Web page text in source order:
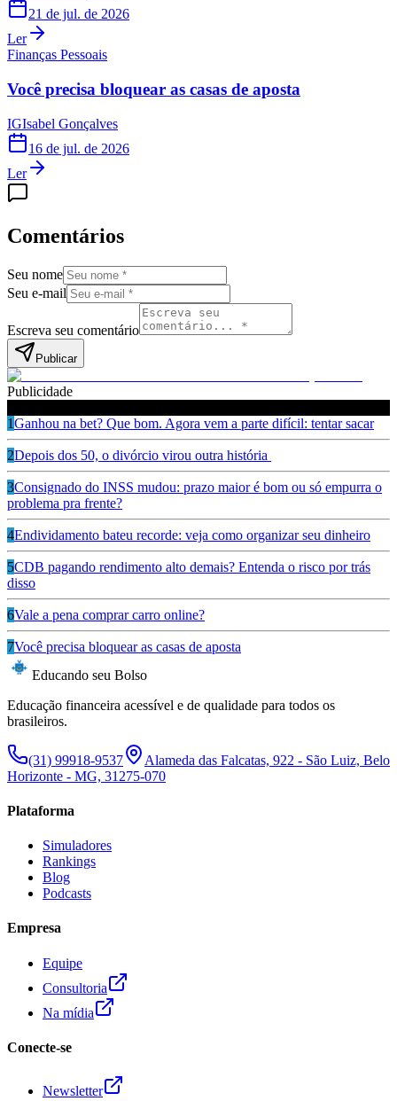
21 de jul. de 2026
Ler
Finanças Pessoais
Você precisa bloquear as casas de aposta
IGIsabel Gonçalves
16 de jul. de 2026
Ler
Comentários
Seu nome
Seu e-mail
Escreva seu comentário
Publicar
Publicidade
1Ganhou na bet? Que bom. Agora vem a parte difícil: tentar sacar
2Depois dos 50, o divórcio virou outra história
3Consignado do INSS mudou: prazo maior é bom ou só empurra o
problema pra frente?
4Endividamento bateu recorde: veja como organizar seu dinheiro
5CDB pagando rendimento alto demais? Entenda o risco por trás
disso
6Vale a pena comprar carro online?
7Você precisa bloquear as casas de aposta
Educando seu Bolso
Educação financeira acessível e de qualidade para todos os
brasileiros.
(31) 99918-9537
Alameda das Falcatas, 922 - São Luiz, Belo
Horizonte - MG, 31275-070
Plataforma
Simuladores
Rankings
Blog
Podcasts
Empresa
Equipe
Consultoria
Na mídia
Conecte-se
Newsletter